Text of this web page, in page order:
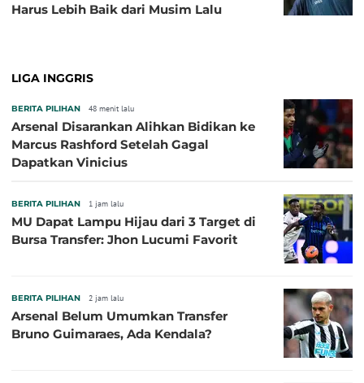
Harus Lebih Baik dari Musim Lalu
LIGA INGGRIS
BERITA PILIHAN 48 menit lalu
Arsenal Disarankan Alihkan Bidikan ke
Marcus Rashford Setelah Gagal
Dapatkan Vinicius
BERITA PILIHAN 1 jam lalu
MU Dapat Lampu Hijau dari 3 Target di
Bursa Transfer: Jhon Lucumi Favorit
BERITA PILIHAN 2 jam lalu
Arsenal Belum Umumkan Transfer
Bruno Guimaraes, Ada Kendala?